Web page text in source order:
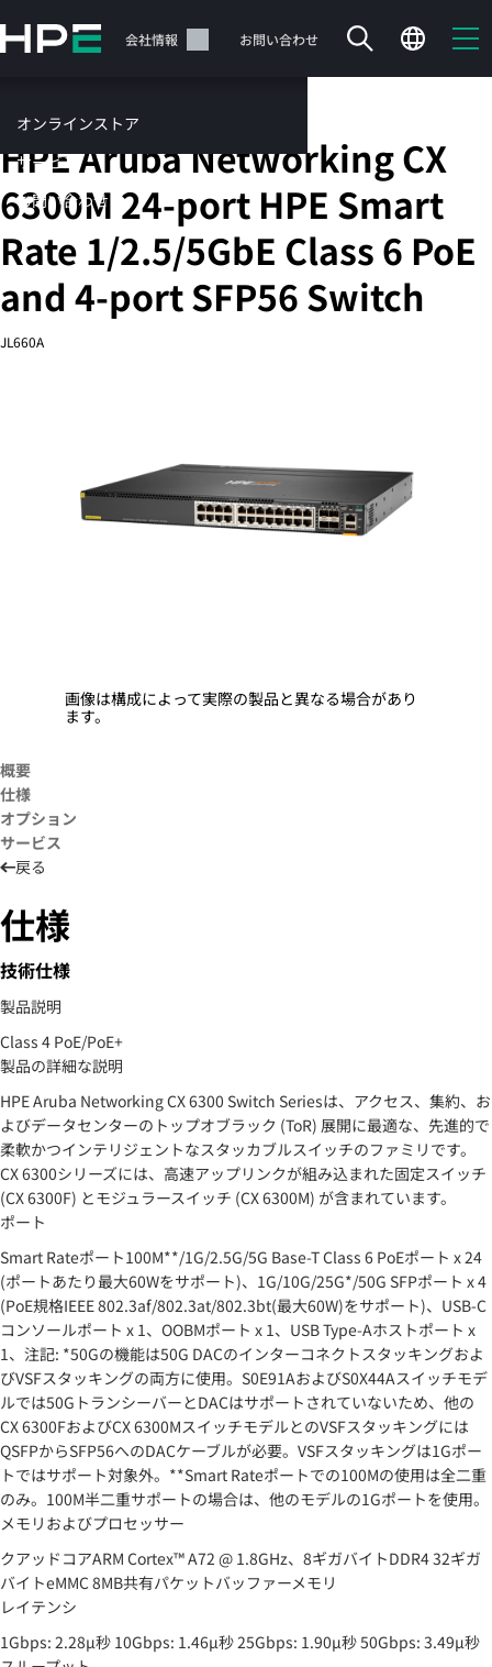
イ
テ
ツ
ス
ッ
す
サポート 会社情報 お問い合わせ
オンラインストア
サービス
お問い合わせ
カートは空です
固定ポートL3管理型Ethernetスイッチ
HPE Aruba Networking CX
6300M 24-port HPE Smart
Rate 1/2.5/5GbE Class 6 PoE
and 4-port SFP56 Switch
JL660A
画像は構成によって実際の製品と異なる場合があり
ます。
概要
仕様
オプション
サービス
戻る
仕様
技術仕様
製品説明
Class 4 PoE/PoE+
製品の詳細な説明
HPE Aruba Networking CX 6300 Switch Seriesは、アクセス、集約、お
よびデータセンターのトップオブラック (ToR) 展開に最適な、先進的で
柔軟かつインテリジェントなスタッカブルスイッチのファミリです。
CX 6300シリーズには、高速アップリンクが組み込まれた固定スイッチ
(CX 6300F) とモジュラースイッチ (CX 6300M) が含まれています。
ポート
Smart Rateポート100M**/1G/2.5G/5G Base-T Class 6 PoEポート x 24
(ポートあたり最大60Wをサポート)、1G/10G/25G*/50G SFPポート x 4
(PoE規格IEEE 802.3af/802.3at/802.3bt(最大60W)をサポート)、USB-C
コンソールポート x 1、OOBMポート x 1、USB Type-Aホストポート x
1、注記: *50Gの機能は50G DACのインターコネクトスタッキングおよ
びVSFスタッキングの両方に使用。S0E91AおよびS0X44Aスイッチモデ
ルでは50GトランシーバーとDACはサポートされていないため、他の
CX 6300FおよびCX 6300MスイッチモデルとのVSFスタッキングには
QSFPからSFP56へのDACケーブルが必要。VSFスタッキングは1Gポー
トではサポート対象外。**Smart Rateポートでの100Mの使用は全二重
のみ。100M半二重サポートの場合は、他のモデルの1Gポートを使用。
メモリおよびプロセッサー
クアッドコアARM Cortex™ A72 @ 1.8GHz、8ギガバイトDDR4 32ギガ
バイトeMMC 8MB共有パケットバッファーメモリ
レイテンシ
1Gbps: 2.28μ秒 10Gbps: 1.46μ秒 25Gbps: 1.90μ秒 50Gbps: 3.49μ秒